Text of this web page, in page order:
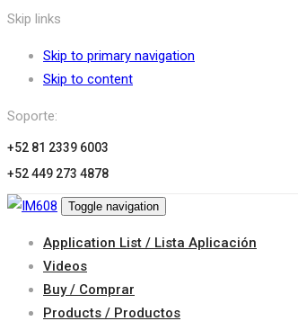
Skip links
Skip to primary navigation
Skip to content
Soporte:
+52 81 2339 6003
+52 449 273 4878
Toggle navigation
Application List / Lista Aplicación
Videos
Buy / Comprar
Products / Productos